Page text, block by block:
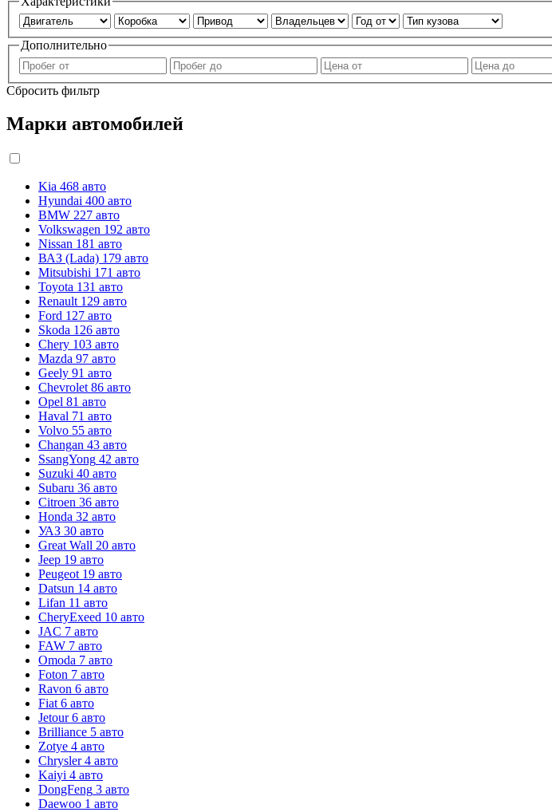
Дополнительно
Сбросить фильтр
Марки автомобилей
Kia 468 авто
Hyundai 400 авто
BMW 227 авто
Volkswagen 192 авто
Nissan 181 авто
ВАЗ (Lada) 179 авто
Mitsubishi 171 авто
Toyota 131 авто
Renault 129 авто
Ford 127 авто
Skoda 126 авто
Chery 103 авто
Mazda 97 авто
Geely 91 авто
Chevrolet 86 авто
Opel 81 авто
Haval 71 авто
Volvo 55 авто
Changan 43 авто
SsangYong 42 авто
Suzuki 40 авто
Subaru 36 авто
Citroen 36 авто
Honda 32 авто
УАЗ 30 авто
Great Wall 20 авто
Jeep 19 авто
Peugeot 19 авто
Datsun 14 авто
Lifan 11 авто
CheryExeed 10 авто
JAC 7 авто
FAW 7 авто
Omoda 7 авто
Foton 7 авто
Ravon 6 авто
Fiat 6 авто
Jetour 6 авто
Brilliance 5 авто
Zotye 4 авто
Chrysler 4 авто
Kaiyi 4 авто
DongFeng 3 авто
Daewoo 1 авто